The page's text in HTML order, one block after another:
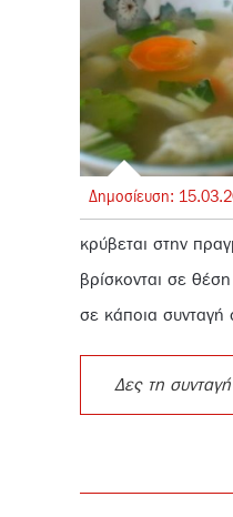
Δημοσίευση: 15.03.
κρύβεται στην
βρίσκονται σε
σε κάποια
Δες τη